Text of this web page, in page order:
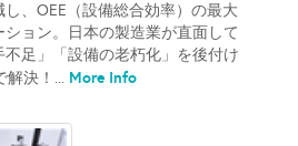
、OEE（設備総合効率）の最大
ョン。日本の製造業が直面して
足」「設備の老朽化」を後付け
解決！... More Info